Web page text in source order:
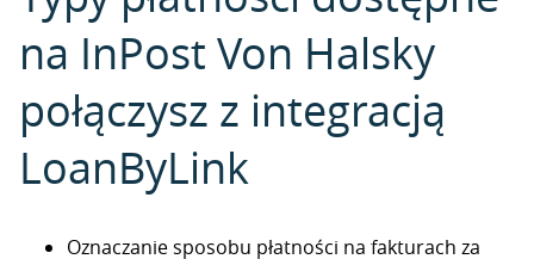
na InPost Von Halsky
połączysz z integracją
LoanByLink
Oznaczanie sposobu płatności na fakturach za